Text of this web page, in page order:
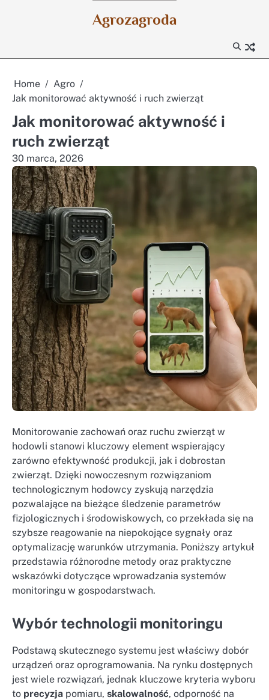
Agrozagroda
Home
Agro
Jak monitorować aktywność i ruch zwierząt
Jak monitorować aktywność i
ruch zwierząt
30 marca, 2026
Monitorowanie zachowań oraz ruchu zwierząt w
hodowli stanowi kluczowy element wspierający
zarówno efektywność produkcji, jak i dobrostan
zwierząt. Dzięki nowoczesnym rozwiązaniom
technologicznym hodowcy zyskują narzędzia
pozwalające na bieżące śledzenie parametrów
fizjologicznych i środowiskowych, co przekłada się na
szybsze reagowanie na niepokojące sygnały oraz
optymalizację warunków utrzymania. Poniższy artykuł
przedstawia różnorodne metody oraz praktyczne
wskazówki dotyczące wprowadzania systemów
monitoringu w gospodarstwach.
Wybór technologii monitoringu
Podstawą skutecznego systemu jest właściwy dobór
urządzeń oraz oprogramowania. Na rynku dostępnych
jest wiele rozwiązań, jednak kluczowe kryteria wyboru
to precyzja pomiaru, skalowalność, odporność na